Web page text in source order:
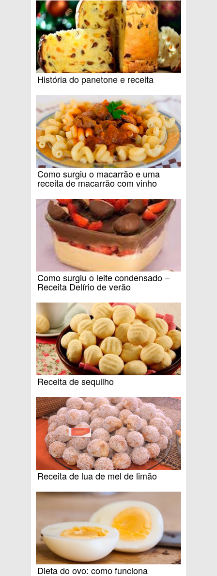
História do panetone e receita
Como surgiu o macarrão e uma
receita de macarrão com vinho
Como surgiu o leite condensado –
Receita Delírio de verão
Receita de sequilho
Receita de lua de mel de limão
Dieta do ovo: como funciona